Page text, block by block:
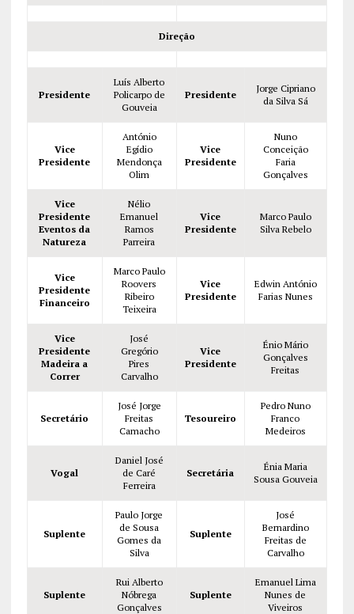
Direção
Presidente
Luís Alberto
Policarpo de
Gouveia
Presidente
Jorge Cipriano
da Silva Sá
Vice
Presidente
António
Egídio
Mendonça
Olim
Vice
Presidente
Nuno
Conceição
Faria
Gonçalves
Vice
Presidente
Eventos da
Natureza
Nélio
Emanuel
Ramos
Parreira
Vice
Presidente
Marco Paulo
Silva Rebelo
Vice
Presidente
Financeiro
Marco Paulo
Roovers
Ribeiro
Teixeira
Vice
Presidente
Edwin António
Farias Nunes
Vice
Presidente
Madeira a
Correr
José
Gregório
Pires
Carvalho
Vice
Presidente
Énio Mário
Gonçalves
Freitas
Secretário
José Jorge
Freitas
Camacho
Tesoureiro
Pedro Nuno
Franco
Medeiros
Vogal
Daniel José
de Caré
Ferreira
Secretária
Énia Maria
Sousa Gouveia
Suplente
Paulo Jorge
de Sousa
Gomes da
Silva
Suplente
José
Bernardino
Freitas de
Carvalho
Suplente
Rui Alberto
Nóbrega
Gonçalves
Suplente
Emanuel Lima
Nunes de
Viveiros